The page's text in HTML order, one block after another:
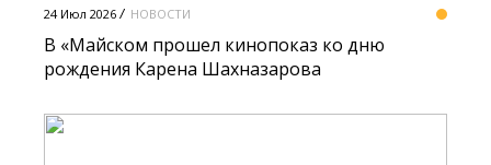
24 Июл 2026 НОВОСТИ
В «Майском прошел кинопоказ ко дню
рождения Карена Шахназарова